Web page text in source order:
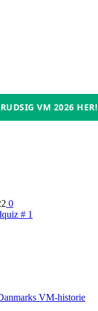
VM 2026 HER!
0
# 1
VM-historie